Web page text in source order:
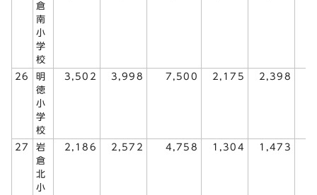
倉
南
小
学
校
26
明
徳
小
学
校
3,502 3,998 7,500 2,175 2,398
27
岩
倉
北
小
2,186 2,572 4,758 1,304 1,473